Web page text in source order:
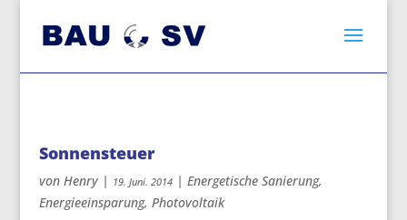
Sonnensteuer
von Henry| 19. Juni. 2014| Energetische Sanierung,
Energieeinsparung, Photovoltaik